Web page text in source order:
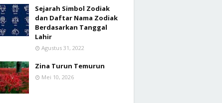
Sejarah Simbol Zodiak
dan Daftar Nama Zodiak
Berdasarkan Tanggal
Lahir
Agustus 31, 2022
Zina Turun Temurun
Mei 10, 2026